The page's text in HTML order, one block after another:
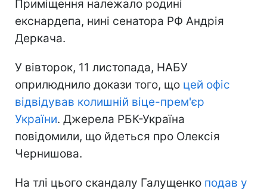
Приміщення належало родині
екснардепа, нині сенатора РФ Андрія
Деркача.
У вівторок, 11 листопада, НАБУ
оприлюднило докази того, що цей офіс
відвідував колишній віце-прем'єр
України. Джерела РБК-Україна
повідомили, що йдеться про Олексія
Чернишова.
На тлі цього скандалу Галущенко подав у